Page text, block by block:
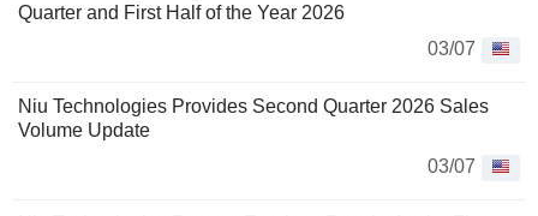
Quarter and First Half of the Year 2026
03/07
Niu Technologies Provides Second Quarter 2026 Sales
Volume Update
03/07